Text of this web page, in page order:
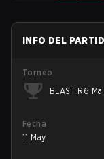
INFO DEL
Torneo
BLAST R6
Fecha
11 May